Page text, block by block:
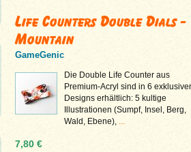
Life Counters Double Dials -
Mountain
GameGenic
Die Double Life Counter aus
Premium-Acryl sind in 6
Designs erhältlich: 5 kultige
Illustrationen (Sumpf, Insel, Berg,
Wald, Ebene), ...
7,80 €